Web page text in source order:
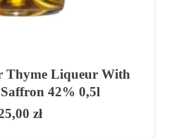
Thyme Liqueur With
42% 0,5l
zł